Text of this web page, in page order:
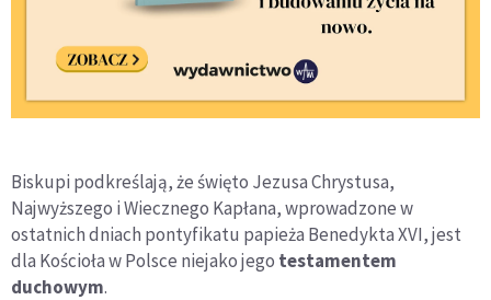
Biskupi podkreślają, że święto Jezusa Chrystusa,
Najwyższego i Wiecznego Kapłana, wprowadzone w
ostatnich dniach pontyfikatu papieża Benedykta XVI, jest
dla Kościoła w Polsce niejako jego testamentem
duchowym.